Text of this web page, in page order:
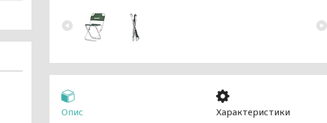
Опис Характеристики